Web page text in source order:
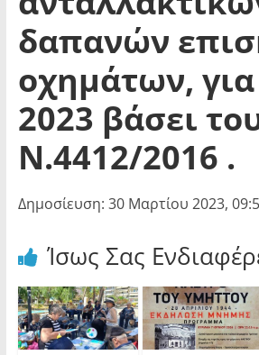
δαπανών
οχημάτων, για
2023 βάσει
Ν.4412/2016 .
Δημοσίευση: 30 Μαρτίου 2023,
Ίσως Σας